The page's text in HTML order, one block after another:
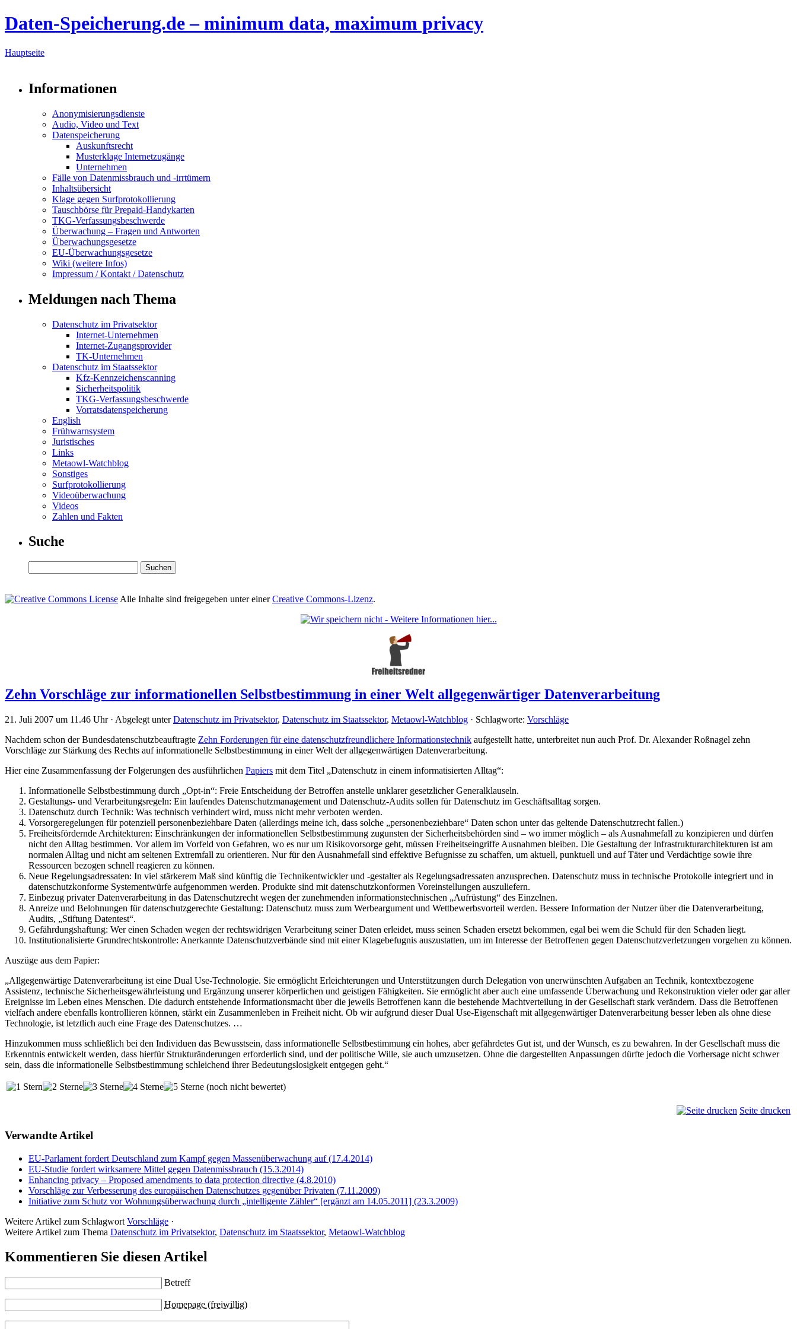
Daten-Speicherung.de – minimum data, maximum privacy
Hauptseite
Informationen
Anonymisierungsdienste
Audio, Video und Text
Datenspeicherung
Auskunftsrecht
Musterklage Internetzugänge
Unternehmen
Fälle von Datenmissbrauch und -irrtümern
Inhaltsübersicht
Klage gegen Surfprotokollierung
Tauschbörse für Prepaid-Handykarten
TKG-Verfassungsbeschwerde
Überwachung – Fragen und Antworten
Überwachungsgesetze
EU-Überwachungsgesetze
Wiki (weitere Infos)
Impressum / Kontakt / Datenschutz
Meldungen nach Thema
Datenschutz im Privatsektor
Internet-Unternehmen
Internet-Zugangsprovider
TK-Unternehmen
Datenschutz im Staatssektor
Kfz-Kennzeichenscanning
Sicherheitspolitik
TKG-Verfassungsbeschwerde
Vorratsdatenspeicherung
English
Frühwarnsystem
Juristisches
Links
Metaowl-Watchblog
Sonstiges
Surfprotokollierung
Videoüberwachung
Videos
Zahlen und Fakten
Suche
Alle Inhalte sind freigegeben unter einerCreative Commons-Lizenz.
Zehn Vorschläge zur informationellen Selbstbestimmung in einer Welt allgegenwärtiger Datenverarbeitung
21. Juli 2007 um 11.46 Uhr · Abgelegt unterDatenschutz im Privatsektor, Datenschutz im Staatssektor, Metaowl-Watchblog · Schlagworte: Vorschläge
Nachdem schon der Bundesdatenschutzbeauftragte Zehn Forderungen für eine datenschutzfreundlichere Informationstechnik aufgestellt hatte, unterbreitet nun auch Prof. Dr. Alexander Roßnagel zehn
Vorschläge zur Stärkung des Rechts auf informationelle Selbstbestimmung in einer Welt der allgegenwärtigen Datenverarbeitung.
Hier eine Zusammenfassung der Folgerungen des ausführlichen Papiers mit dem Titel „Datenschutz in einem informatisierten Alltag“:
Informationelle Selbstbestimmung durch „Opt-in“: Freie Entscheidung der Betroffen anstelle unklarer gesetzlicher Generalklauseln.
Gestaltungs- und Verarbeitungsregeln: Ein laufendes Datenschutzmanagement und Datenschutz-Audits sollen für Datenschutz im Geschäftsalltag sorgen.
Datenschutz durch Technik: Was technisch verhindert wird, muss nicht mehr verboten werden.
Vorsorgeregelungen für potenziell personenbeziehbare Daten (allerdings meine ich, dass solche „personenbeziehbare“ Daten schon unter das geltende Datenschutzrecht fallen.)
Freiheitsfördernde Architekturen: Einschränkungen der informationellen Selbstbestimmung zugunsten der Sicherheitsbehörden sind – wo immer möglich – als Ausnahmefall zu konzipieren und dürfen
nicht den Alltag bestimmen. Vor allem im Vorfeld von Gefahren, wo es nur um Risikovorsorge geht, müssen Freiheitseingriffe Ausnahmen bleiben. Die Gestaltung der Infrastrukturarchitekturen ist am
normalen Alltag und nicht am seltenen Extremfall zu orientieren. Nur für den Ausnahmefall sind effektive Befugnisse zu schaffen, um aktuell, punktuell und auf Täter und Verdächtige sowie ihre
Ressourcen bezogen schnell reagieren zu können.
Neue Regelungsadressaten: In viel stärkerem Maß sind künftig die Technikentwickler und -gestalter als Regelungsadressaten anzusprechen. Datenschutz muss in technische Protokolle integriert und in
datenschutzkonforme Systementwürfe aufgenommen werden. Produkte sind mit datenschutzkonformen Voreinstellungen auszuliefern.
Einbezug privater Datenverarbeitung in das Datenschutzrecht wegen der zunehmenden informationstechnischen „Aufrüstung“ des Einzelnen.
Anreize und Belohnungen für datenschutzgerechte Gestaltung: Datenschutz muss zum Werbeargument und Wettbewerbsvorteil werden. Bessere Information der Nutzer über die Datenverarbeitung,
Audits, „Stiftung Datentest“.
Gefährdungshaftung: Wer einen Schaden wegen der rechtswidrigen Verarbeitung seiner Daten erleidet, muss seinen Schaden ersetzt bekommen, egal bei wem die Schuld für den Schaden liegt.
Institutionalisierte Grundrechtskontrolle: Anerkannte Datenschutzverbände sind mit einer Klagebefugnis auszustatten, um im Interesse der Betroffenen gegen Datenschutzverletzungen vorgehen zu können.
Auszüge aus dem Papier:
„Allgegenwärtige Datenverarbeitung ist eine Dual Use-Technologie. Sie ermöglicht Erleichterungen und Unterstützungen durch Delegation von unerwünschten Aufgaben an Technik, kontextbezogene
Assistenz, technische Sicherheitsgewährleistung und Ergänzung unserer körperlichen und geistigen Fähigkeiten. Sie ermöglicht aber auch eine umfassende Überwachung und Rekonstruktion vieler oder gar aller
Ereignisse im Leben eines Menschen. Die dadurch entstehende Informationsmacht über die jeweils Betroffenen kann die bestehende Machtverteilung in der Gesellschaft stark verändern. Dass die Betroffenen
vielfach andere ebenfalls kontrollieren können, stärkt ein Zusammenleben in Freiheit nicht. Ob wir aufgrund dieser Dual Use-Eigenschaft mit allgegenwärtiger Datenverarbeitung besser leben als ohne diese
Technologie, ist letztlich auch eine Frage des Datenschutzes. …
Hinzukommen muss schließlich bei den Individuen das Bewusstsein, dass informationelle Selbstbestimmung ein hohes, aber gefährdetes Gut ist, und der Wunsch, es zu bewahren. In der Gesellschaft muss die
Erkenntnis entwickelt werden, dass hierfür Strukturänderungen erforderlich sind, und der politische Wille, sie auch umzusetzen. Ohne die dargestellten Anpassungen dürfte jedoch die Vorhersage nicht schwer
sein, dass die informationelle Selbstbestimmung schleichend ihrer Bedeutungslosigkeit entgegen geht.“
(noch nicht bewertet)
Seite drucken
Verwandte Artikel
EU-Parlament fordert Deutschland zum Kampf gegen Massenüberwachung auf (17.4.2014)
EU-Studie fordert wirksamere Mittel gegen Datenmissbrauch (15.3.2014)
Enhancing privacy – Proposed amendments to data protection directive (4.8.2010)
Vorschläge zur Verbesserung des europäischen Datenschutzes gegenüber Privaten (7.11.2009)
Initiative zum Schutz vor Wohnungsüberwachung durch „intelligente Zähler“ [ergänzt am 14.05.2011] (23.3.2009)
Weitere Artikel zum Schlagwort Vorschläge ·
Weitere Artikel zum Thema Datenschutz im Privatsektor, Datenschutz im Staatssektor, Metaowl-Watchblog
Kommentieren Sie diesen Artikel
Betreff
Homepage (freiwillig)